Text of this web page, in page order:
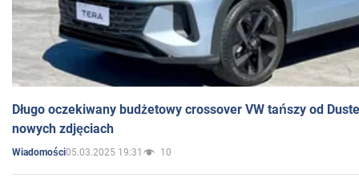
Długo oczekiwany budżetowy crossover VW tańszy od
nowych zdjęciach
Wiadomości05.03.2025 19:31 10